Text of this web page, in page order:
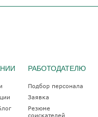
РАБОТОДАТЕЛЮ
Подбор персонала
Заявка
Резюме
соискателей